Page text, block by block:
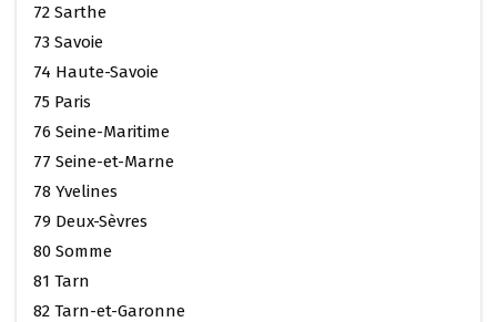
72 Sarthe
73 Savoie
74 Haute-Savoie
75 Paris
76 Seine-Maritime
77 Seine-et-Marne
78 Yvelines
79 Deux-Sèvres
80 Somme
81 Tarn
82 Tarn-et-Garonne